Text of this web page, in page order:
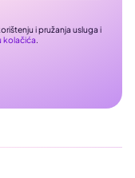
i pružanja usluga i
kolačića.